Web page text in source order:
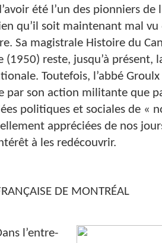
été l’un des pionniers
qu’il soit maintenant mal
Sa magistrale Histoire du
(1950) reste, jusqu’à présent,
Toutefois, l’abbé
par son action militante que
politiques et sociales de «
appréciées de nos
à les redécouvrir.
DE MONTRÉAL
l’entre-